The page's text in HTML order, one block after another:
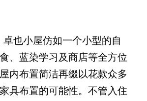
，卓也小屋仿如一个小型的自
、蓝染学习及商店等全方位
内布置简洁再缀以花款众多
具布置的可能性。不管入住